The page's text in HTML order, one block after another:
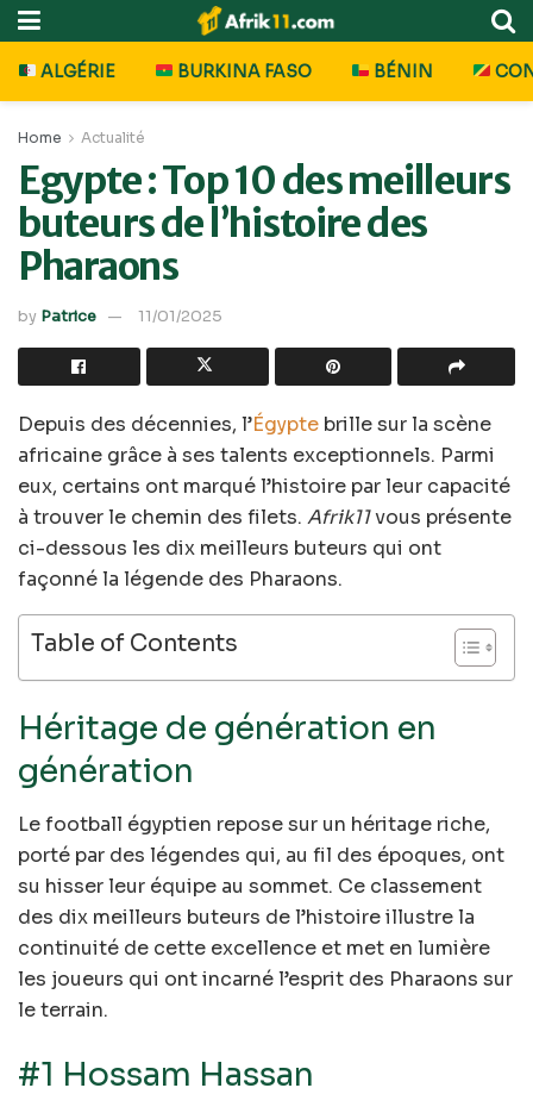
ALGÉRIE BURKINA FASO BÉNIN
Home Actualité
Egypte : Top 10 des meilleurs
buteurs de l’histoire des
Pharaons
by Patrice 11/01/2025
Depuis des décennies, l’Égypte brille sur la scène
africaine grâce à ses talents exceptionnels. Parmi
eux, certains ont marqué l’histoire par leur capacité
à trouver le chemin des filets. Afrik11vous présente
ci-dessous les dix meilleurs buteurs qui ont
façonné la légende des Pharaons.
Table of Contents
Héritage de génération en
génération
Le football égyptien repose sur un héritage riche,
porté par des légendes qui, au fil des époques, ont
su hisser leur équipe au sommet. Ce classement
des dix meilleurs buteurs de l’histoire illustre la
continuité de cette excellence et met en lumière
les joueurs qui ont incarné l’esprit des Pharaons sur
le terrain.
#1 Hossam Hassan